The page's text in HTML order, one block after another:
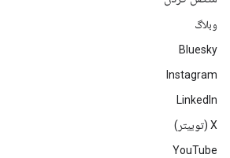
وبلاگ
Bluesky
Instagram
LinkedIn
‫X (توییتر)
YouTube